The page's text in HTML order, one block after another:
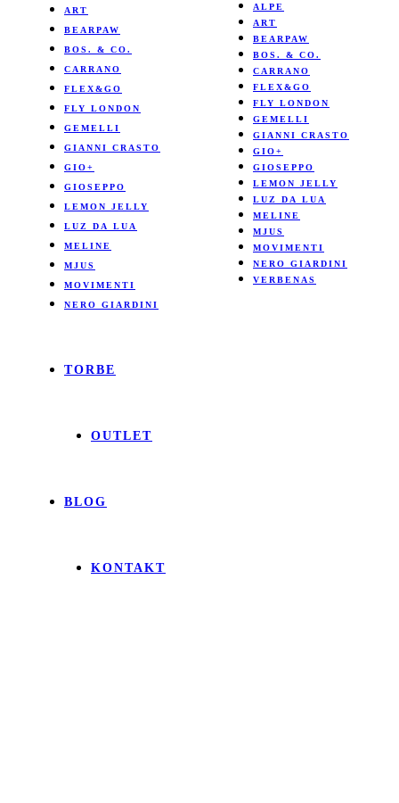
ART
BEARPAW
BOS. & CO.
CARRANO
FLEX&GO
FLY LONDON
GEMELLI
GIANNI CRASTO
GIO+
GIOSEPPO
LEMON JELLY
LUZ DA LUA
MELINE
MJUS
MOVIMENTI
NERO GIARDINI
ALPE
ART
BEARPAW
BOS. & CO.
CARRANO
FLEX&GO
FLY LONDON
GEMELLI
GIANNI CRASTO
GIO+
GIOSEPPO
LEMON JELLY
LUZ DA LUA
MELINE
MJUS
MOVIMENTI
NERO GIARDINI
VERBENAS
TORBE
OUTLET
BLOG
KONTAKT